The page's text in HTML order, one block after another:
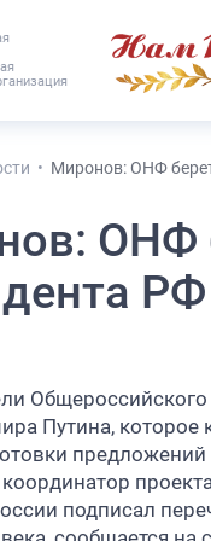
#25536
Миронов: ОНФ
ОНФ
Путина, которое
подписал